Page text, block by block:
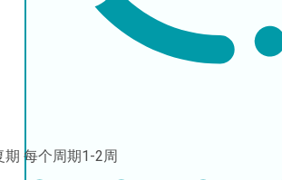
期 每个周期1-2周